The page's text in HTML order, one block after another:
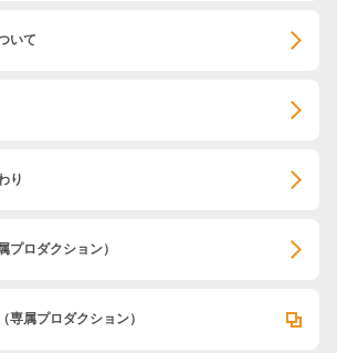
いて
り
プロダクション）
専属プロダクション）